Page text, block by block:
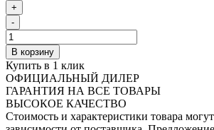
+
-
В корзину
Купить в 1 клик
ОФИЦИАЛЬНЫЙ ДИЛЕР
ГАРАНТИЯ НА ВСЕ ТОВАРЫ
ВЫСОКОЕ КАЧЕСТВО
Стоимость и характеристики товара